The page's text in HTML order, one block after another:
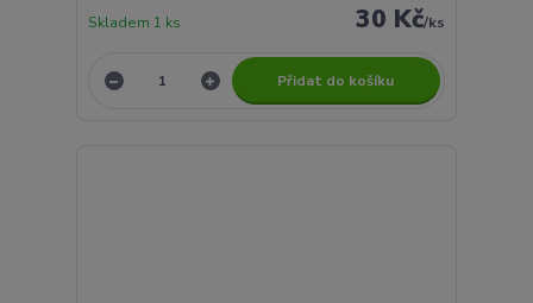
30 Kč/ks
Skladem 1 ks
Přidat do košíku